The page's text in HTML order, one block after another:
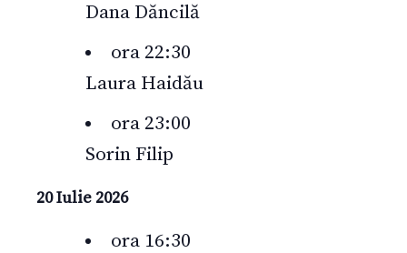
Dana Dăncilă
ora 22:30
Laura Haidău
ora 23:00
Sorin Filip
20 Iulie 2026
ora 16:30